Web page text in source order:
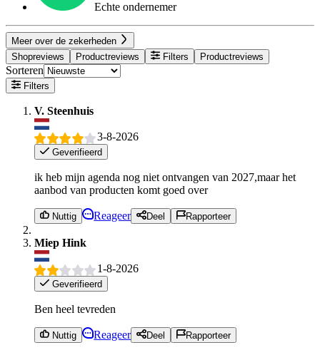
Echte ondernemer
Meer over de zekerheden
Shopreviews
Productreviews Filters Productreviews
Sorteren
Filters
V. Steenhuis
3-8-2026
Geverifieerd
ik heb mijn agenda nog niet ontvangen van 2027,maar het
aanbod van producten komt goed over
Nuttig Reageer Deel Rapporteer
Miep Hink
1-8-2026
Geverifieerd
Ben heel tevreden
Nuttig Reageer Deel Rapporteer